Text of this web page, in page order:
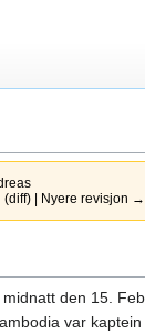
| Nyere revisjon
den 15.
var